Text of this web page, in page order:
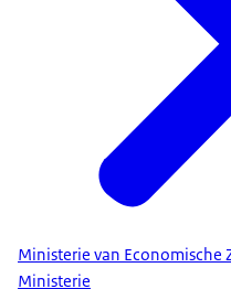
Ministerie van Economische
Ministerie